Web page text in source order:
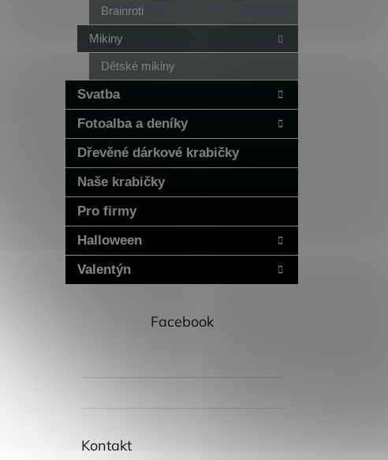
Brainroti
Mikiny
Dětské mikiny
Svatba
Fotoalba a deníky
Dřevěné dárkové krabičky
Naše krabičky
Pro firmy
Halloween
Valentýn
Facebook
Kontakt